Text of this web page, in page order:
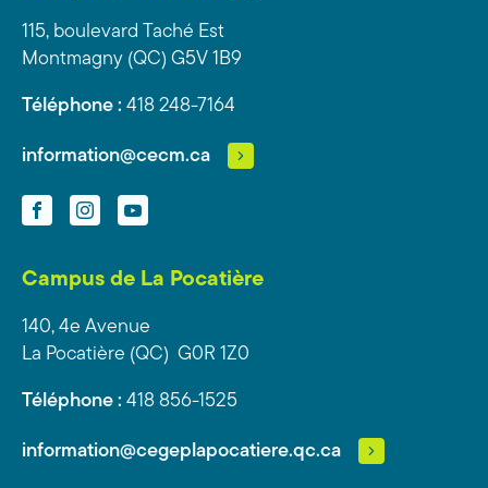
115, boulevard Taché Est
Montmagny (QC) G5V 1B9
Téléphone : 418 248-7164
information@cecm.ca
FacebookInstagramYouTube
Campus de La Pocatière
140, 4e Avenue
La Pocatière (QC) G0R 1Z0
Téléphone : 418 856-1525
information@cegeplapocatiere.qc.ca